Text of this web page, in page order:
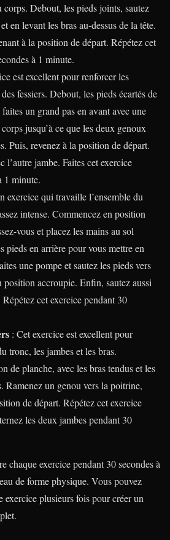
corps. Debout, les pieds joints, sautez
en levant les bras au-dessus de la tête.
à la position de départ. Répétez cet
à 1 minute.
est excellent pour renforcer les
fessiers. Debout, les pieds écartés de
un grand pas en avant avec une
jusqu’à ce que les deux genoux
Puis, revenez à la position de départ.
l’autre jambe. Faites cet exercice
1 minute.
exercice qui travaille l’ensemble du
intense. Commencez en position
vous et placez les mains au sol
pieds en arrière pour vous mettre en
une pompe et sautez les pieds vers
position accroupie. Enfin, sautez aussi
cet exercice pendant 30
: Cet exercice est excellent pour
tronc, les jambes et les bras.
de planche, avec les bras tendus et les
Ramenez un genou vers la poitrine,
de départ. Répétez cet exercice
les deux jambes pendant 30
chaque exercice pendant 30 secondes à
de forme physique. Vous pouvez
exercice plusieurs fois pour créer un